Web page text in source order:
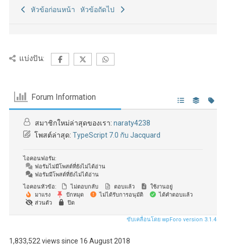
หัวข้อก่อนหน้า หัวข้อถัดไป
แบ่งปัน:
Forum Information
สมาชิกใหม่ล่าสุดของเรา: naraty4238
โพสต์ล่าสุด: TypeScript 7.0 กับ Jacquard
ไอคอนฟอรัม:
ฟอรัมไม่มีโพสต์ที่ยังไม่ได้อ่าน
ฟอรัมมีโพสต์ที่ยังไม่ได้อ่าน
ไอคอนหัวข้อ:
ไม่ตอบกลับ ตอบแล้ว
ใช้งานอยู่
มาแรง
ปักหมุด ไม่ได้รับการอนุมัติ
ได้คำตอบแล้ว
ส่วนตัว
ปิด
ขับเคลื่อนโดย wpForo version 3.1.4
1,833,522 views since 16 August 2018